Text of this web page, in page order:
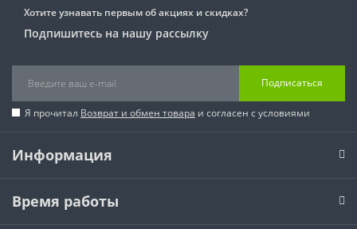
Хотите узнавать первым об акциях и скидках?
Подпишитесь на нашу рассылку
Подписаться
Я прочитал Возврат и обмен товара и согласен с условиями
Информация
Время работы